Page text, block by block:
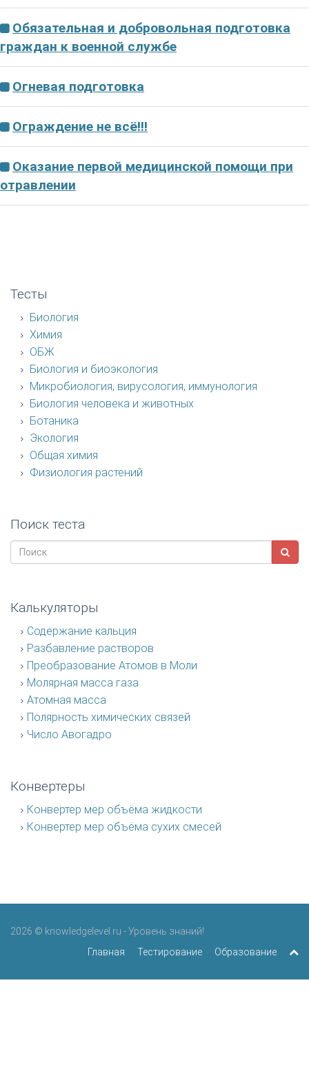
Обязательная и добровольная подготовка
граждан к военной службе
Огневая подготовка
Ограждение не всё!!!
Оказание первой медицинской помощи при
отравлении
Тесты
Биология
Химия
ОБЖ
Биология и биоэкология
Микробиология, вирусология, иммунология
Биология человека и животных
Ботаника
Экология
Общая химия
Физиология растений
Поиск теста
Калькуляторы
Содержание кальция
Разбавление растворов
Преобразование Атомов в Моли
Молярная масса газа
Атомная масса
Полярность химических связей
Число Авогадро
Конвертеры
Конвертер мер объёма жидкости
Конвертер мер объёма сухих смесей
2026 © knowledgelevel.ru - Уровень знаний!
Главная
Тестирование Образование